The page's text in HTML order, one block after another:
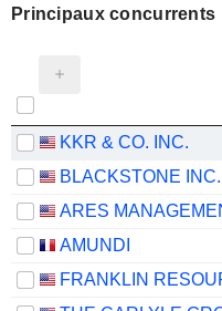
Principaux concurrents
KKR & CO. INC.
BLACKSTONE INC.
AMUNDI